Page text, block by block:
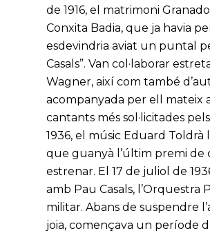
de 1916, el matrimoni
Conxita Badia, que ja havia
esdevindria aviat un puntal
Casals”. Van col·laborar
Wagner, així com també
acompanyada per ell mateix
cantants més sol·licitades
1936, el músic Eduard Toldrà
que guanyà l’últim premi de
estrenar. El 17 de juliol de
amb Pau Casals, l’Orquestra
militar. Abans de suspendre
joia, començava un període